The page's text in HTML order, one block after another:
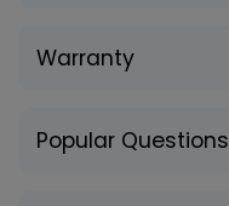
Warranty
Popular Questions